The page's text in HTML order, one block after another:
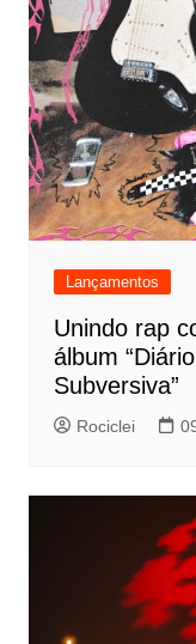
Lançamentos
Unindo rap
álbum
Subversiva”
Rociclei